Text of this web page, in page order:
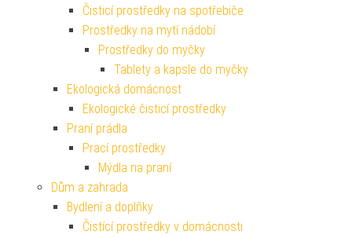
Čisticí prostředky na spotřebiče
Prostředky na mytí nádobí
Prostředky do myčky
Tablety a kapsle do myčky
Ekologická domácnost
Ekologické čisticí prostředky
Praní prádla
Prací prostředky
Mýdla na praní
Dům a zahrada
Bydlení a doplňky
Čistící prostředky v domácnosti